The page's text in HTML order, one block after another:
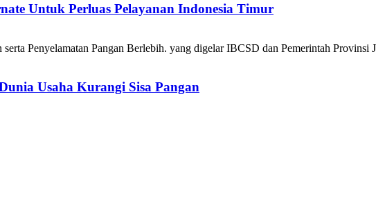
Untuk Perluas Pelayanan Indonesia Timur
Usaha Kurangi Sisa Pangan